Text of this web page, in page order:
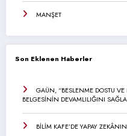
MANŞET
Son Eklenen Haberler
GAÜN, “BESLENME DOSTU VE
BELGESİNİN DEVAMLILIĞINI
BİLİM KAFE’DE YAPAY